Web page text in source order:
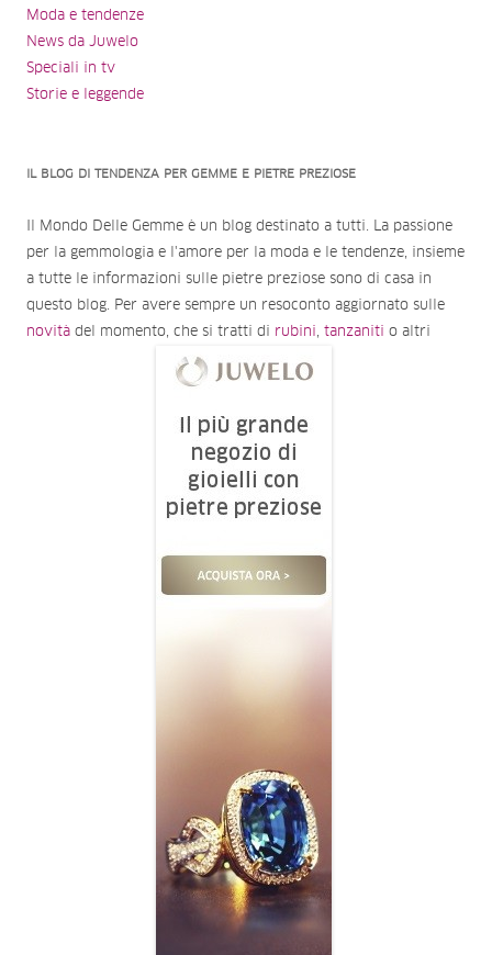
Moda e tendenze
News da Juwelo
Speciali in tv
Storie e leggende
IL BLOG DI TENDENZA PER GEMME E PIETRE PREZIOSE
Il Mondo Delle Gemme è un blog destinato a tutti. La passione
per la gemmologia e l'amore per la moda e le tendenze, insieme
a tutte le informazioni sulle pietre preziose sono di casa in
questo blog. Per avere sempre un resoconto aggiornato sulle
novità del momento, che si tratti di rubini , tanzaniti o altri